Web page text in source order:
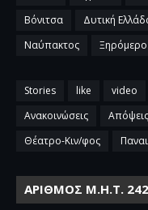
Βόνιτσα
Δυτική
Ναύπακτος
Ξηρόμερο
Stories like video
Ανακοινώσεις
Απόψεις
Θέατρο-Κιν/φος
ΑΡΙΘΜΌΣ Μ.Η.Τ.